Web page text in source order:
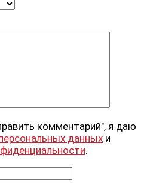
комментарий", я даю
данных и
.